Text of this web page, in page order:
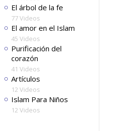
El árbol de la fe
77 Videos
El amor en el Islam
45 Videos
Purificación del
corazón
41 Videos
Artículos
12 Videos
Islam Para Niños
12 Videos